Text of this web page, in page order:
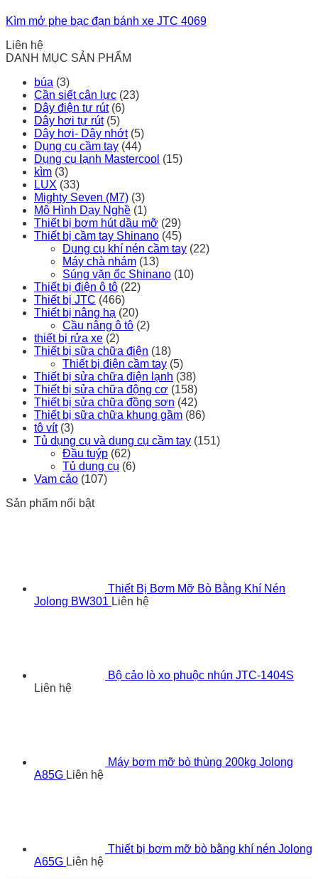
Kìm mở phe bạc đạn bánh xe JTC 4069
Liên hệ
DANH MỤC SẢN PHẨM
búa (3)
Cần siết cân lực (23)
Dây điện tự rút (6)
Dây hơi tự rút (5)
Dây hơi- Dây nhớt (5)
Dụng cụ cầm tay (44)
Dụng cụ lạnh Mastercool (15)
kìm (3)
LUX (33)
Mighty Seven (M7) (3)
Mô Hình Dạy Nghề (1)
Thiết bị bơm hút dầu mỡ (29)
Thiết bị cầm tay Shinano (45)
Dụng cụ khí nén cầm tay (22)
Máy chà nhám (13)
Súng vặn ốc Shinano (10)
Thiết bị điện ô tô (22)
Thiết bị JTC (466)
Thiết bị nâng hạ (20)
Cầu nâng ô tô (2)
thiết bị rửa xe (2)
Thiết bị sữa chữa điện (18)
Thiết bị điện cầm tay (5)
Thiết bị sửa chữa điện lạnh (38)
Thiết bị sửa chữa động cơ (158)
Thiết bị sửa chữa đồng sơn (42)
Thiết bị sữa chữa khung gầm (86)
tô vít (3)
Tủ dụng cụ và dụng cụ cầm tay (151)
Đầu tuýp (62)
Tủ dụng cụ (6)
Vam cảo (107)
Sản phẩm nổi bật
Thiết Bị Bơm Mỡ Bò Bằng Khí Nén
Jolong BW301 Liên hệ
Bộ cảo lò xo phuộc nhún JTC-1404S
Liên hệ
Máy bơm mỡ bò thùng 200kg Jolong
A85G Liên hệ
Thiết bị bơm mỡ bò bằng khí nén Jolong
A65G Liên hệ